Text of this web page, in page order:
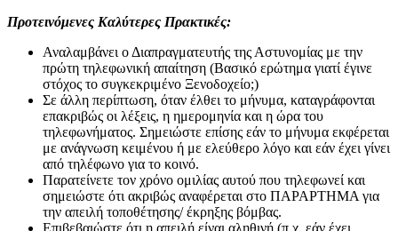
Προτεινόμενες Καλύτερες Πρακτικές:
Αναλαμβάνει ο Διαπραγματευτής της Αστυνομίας με την
πρώτη τηλεφωνική απαίτηση (Βασικό ερώτημα γιατί έγινε
στόχος το συγκεκριμένο Ξενοδοχείο;)
Σε άλλη περίπτωση, όταν έλθει το μήνυμα, καταγράφονται
επακριβώς οι λέξεις, η ημερομηνία και η ώρα του
τηλεφωνήματος. Σημειώστε επίσης εάν το μήνυμα εκφέρεται
με ανάγνωση κειμένου ή με ελεύθερο λόγο και εάν έχει γίνει
από τηλέφωνο για το κοινό.
Παρατείνετε τον χρόνο ομιλίας αυτού που τηλεφωνεί και
σημειώστε ότι ακριβώς αναφέρεται στο ΠΑΡΑΡΤΗΜΑ για
την απειλή τοποθέτησης/ έκρηξης βόμβας.
Επιβεβαιώστε ότι η απειλή είναι αληθινή (π.χ. εάν έχει